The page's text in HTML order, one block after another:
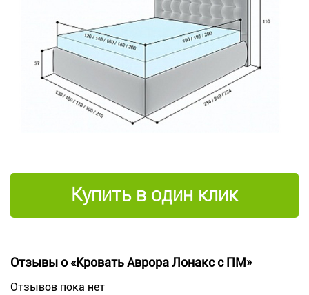
Купить в один клик
Отзывы о «Кровать Аврора Лонакс с ПМ»
Отзывов пока нет